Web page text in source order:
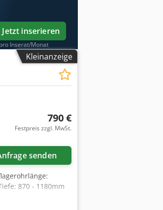
Jetzt inserieren
Inserat/Monat
Kleinanzeige
790 €
Festpreis zzgl. MwSt.
senden
870 - 1180mm